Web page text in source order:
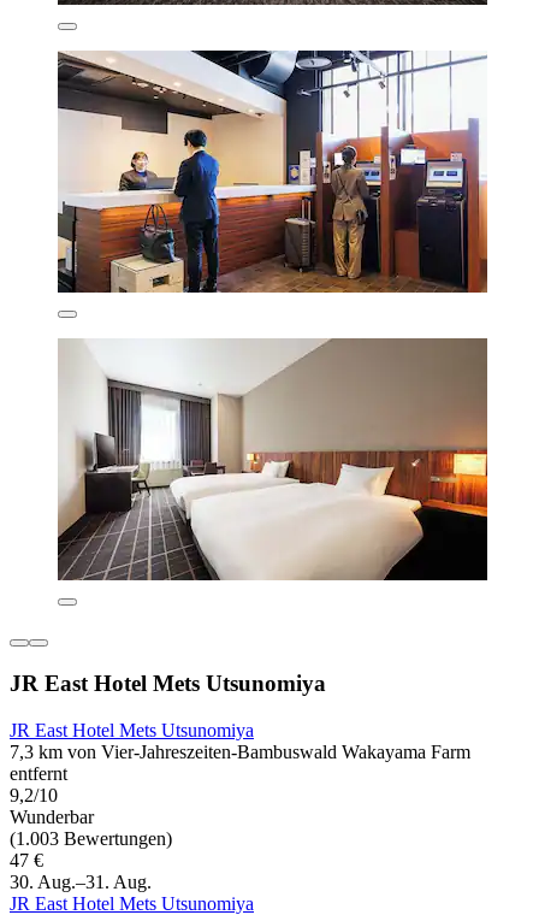
JR East Hotel Mets Utsunomiya
JR East Hotel Mets Utsunomiya
7,3 km von Vier-Jahreszeiten-Bambuswald Wakayama Farm
entfernt
9,2/10
Wunderbar
(1.003 Bewertungen)
47 €
30. Aug.–31. Aug.
JR East Hotel Mets Utsunomiya